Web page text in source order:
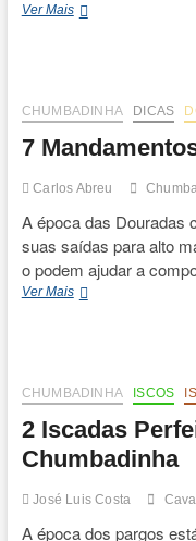
Ver MaisE
CHUMBADINHA DICAS
7
Carlos Abreu
A época das Douradas
suas saídas para alto
o podem ajudar a
Ver Mais7
Dourada
CHUMBADINHA ISCOS
2 Iscadas
Chumbadinha
José Luis Costa
A época dos pargos